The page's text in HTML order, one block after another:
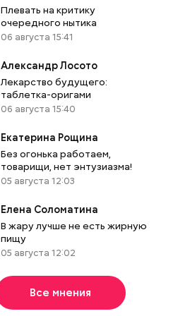
Плевать на критику
очередного нытика
06 августа 15:41
Александр Лосото
Лекарство будущего:
таблетка-оригами
06 августа 15:40
Екатерина Рощина
Без огонька работаем,
товарищи, нет энтузиазма!
05 августа 12:03
Елена Соломатина
В жару лучше не есть жирную
пищу
05 августа 12:02
Все мнения